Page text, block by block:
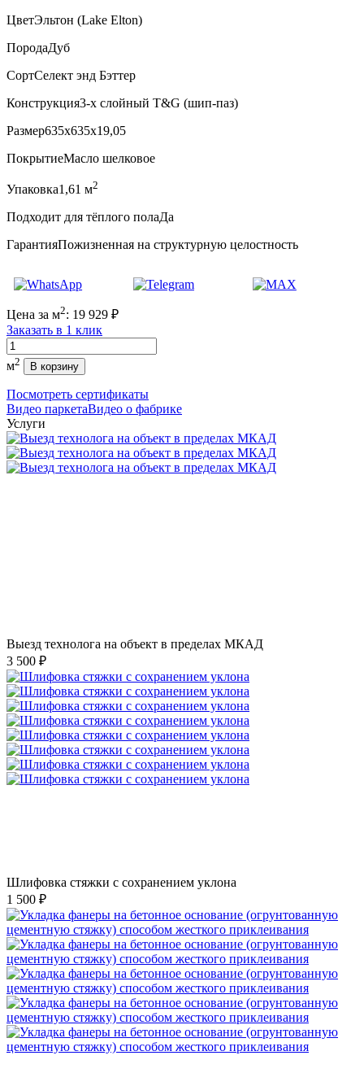
ЦветЭльтон (Lake Elton)
ПородаДуб
СортСелект энд Бэттер
Конструкция3-х слойный T&G (шип-паз)
Размер635x635x19,05
ПокрытиеМасло шелковое
Упаковка1,61 м2
Подходит для тёплого полаДа
ГарантияПожизненная на структурную целостность
Цена за м2: 19 929 ₽
Заказать в 1 клик
Количество
м2 В корзину
Посмотреть сертификаты
Видео паркетаВидео о фабрике
Услуги
Выезд технолога на объект в пределах МКАД
3 500 ₽
Шлифовка стяжки с сохранением уклона
1 500 ₽